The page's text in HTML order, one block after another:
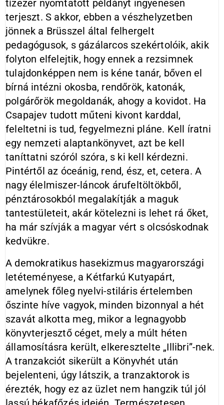
tízezer nyomtatott példányt ingyenesen
terjeszt. S akkor, ebben a vészhelyzetben
jönnek a Brüsszel által felhergelt
pedagógusok, s gázálarcos szekértolóik, akik
folyton elfelejtik, hogy ennek a rezsimnek
tulajdonképpen nem is kéne tanár, bőven el
bírná intézni okosba, rendőrök, katonák,
polgárőrök megoldanák, ahogy a kovidot. Ha
Csapajev tudott műteni kivont karddal,
feleltetni is tud, fegyelmezni pláne. Kell íratni
egy nemzeti alaptankönyvet, azt be kell
taníttatni szóról szóra, s ki kell kérdezni.
Pintértől az óceánig, rend, ész, et, cetera. A
nagy élelmiszer-láncok árufeltöltökből,
pénztárosokból megalakítják a maguk
tantestületeit, akár kötelezni is lehet rá őket,
ha már szívják a magyar vért s olcsóskodnak
kedvükre.
A demokratikus hasekizmus magyarországi
letéteményese, a Kétfarkú Kutyapárt,
amelynek főleg nyelvi-stiláris értelemben
őszinte híve vagyok, minden bizonnyal a hét
szavát alkotta meg, mikor a legnagyobb
könyvterjesztő céget, mely a múlt héten
államosításra került, elkeresztelte „Illibri”-nek.
A tranzakciót sikerült a Könyvhét után
bejelenteni, úgy látszik, a tranzaktorok is
érezték, hogy ez az üzlet nem hangzik túl jól